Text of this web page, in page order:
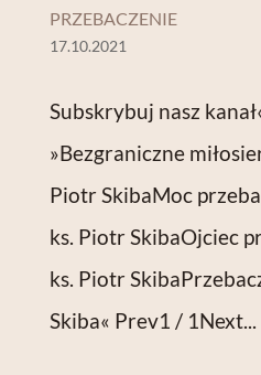
PRZEBACZENIE
17.10.2021
Subskrybuj nasz
»Bezgraniczne
Piotr SkibaMoc
ks. Piotr SkibaOjciec
ks. Piotr
Skiba« Prev1 / 1Next...